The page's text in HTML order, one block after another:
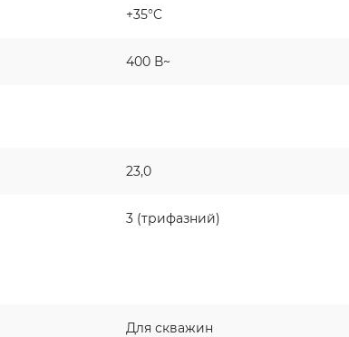
+35°C
400 В~
23,0
3 (трифазний)
Для скважин